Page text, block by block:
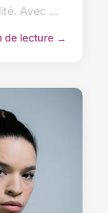
Avec ...
de lecture →